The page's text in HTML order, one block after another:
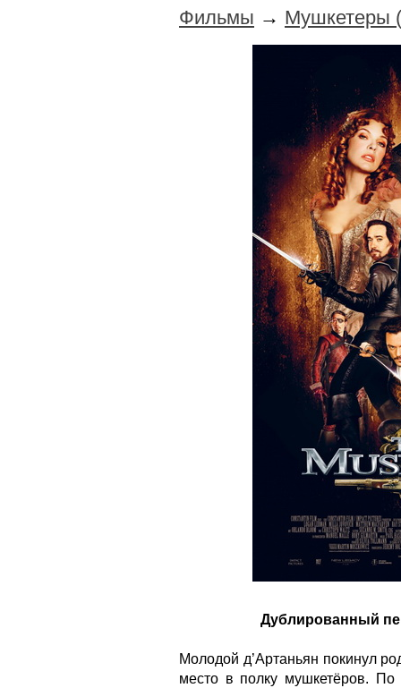
Фильмы → Мушкетеры
Дублированный
Молодой д’Артаньян покинул
место в полку мушкетёров. По